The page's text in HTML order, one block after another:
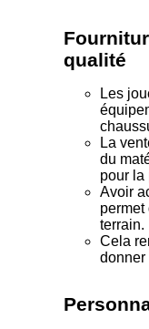
qualité
Les
La
du
pour la
Avoir
permet
terrain.
Cela
donner